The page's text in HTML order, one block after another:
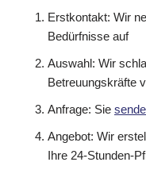
Erstkontakt: Wir
Bedürfnisse auf
Auswahl: Wir
Betreuungskräfte
Anfrage: Sie
Angebot: Wir
Ihre 24-Stunden-